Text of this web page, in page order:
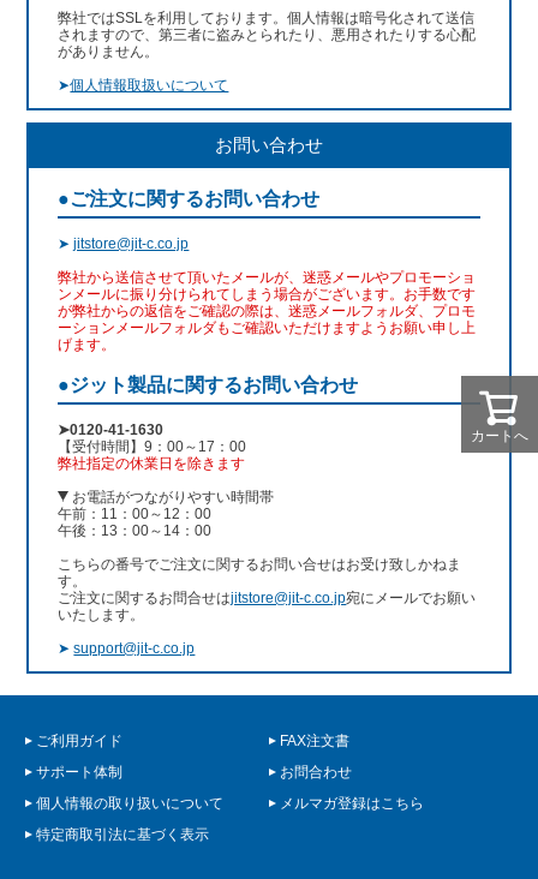
カートへ
弊社ではSSLを利用しております。個人情報は暗号化されて送信
されますので、第三者に盗みとられたり、悪用されたりする心配
がありません。
➤個人情報取扱いについて
お問い合わせ
●ご注文に関するお問い合わせ
➤jitstore@jit-c.co.jp
弊社から送信させて頂いたメールが、迷惑メールやプロモーショ
ンメールに振り分けられてしまう場合がございます。お手数です
が弊社からの返信をご確認の際は、迷惑メールフォルダ、プロモ
ーションメールフォルダもご確認いただけますようお願い申し上
げます。
●ジット製品に関するお問い合わせ
➤0120-41-1630
【受付時間】9：00～17：00
弊社指定の休業日を除きます
お電話がつながりやすい時間帯
午前：11：00～12：00
午後：13：00～14：00
こちらの番号でご注文に関するお問い合せはお受け致しかねま
す。
ご注文に関するお問合せはjitstore@jit-c.co.jp宛にメールでお願い
いたします。
➤support@jit-c.co.jp
ご利用ガイド
FAX注文書
サポート体制
お問合わせ
個人情報の取り扱いについて
メルマガ登録はこちら
特定商取引法に基づく表示